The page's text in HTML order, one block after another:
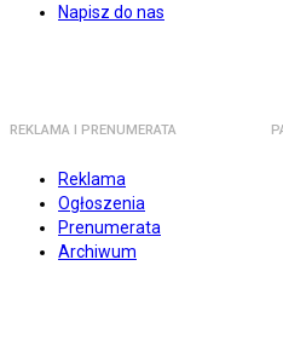
Napisz do nas
REKLAMA I PRENUMERATA
Reklama
Ogłoszenia
Prenumerata
Archiwum